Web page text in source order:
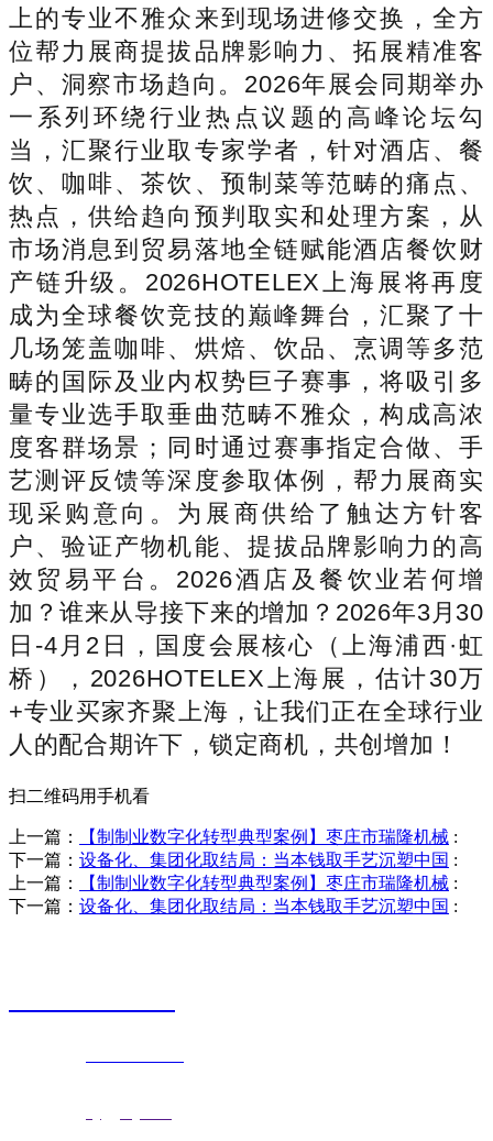
上的专业不雅众来到现场进修交换，全方
位帮力展商提拔品牌影响力、拓展精准客
户、洞察市场趋向。2026年展会同期举办
一系列环绕行业热点议题的高峰论坛勾
当，汇聚行业取专家学者，针对酒店、餐
饮、咖啡、茶饮、预制菜等范畴的痛点、
热点，供给趋向预判取实和处理方案，从
市场消息到贸易落地全链赋能酒店餐饮财
产链升级。2026HOTELEX上海展将再度
成为全球餐饮竞技的巅峰舞台，汇聚了十
几场笼盖咖啡、烘焙、饮品、烹调等多范
畴的国际及业内权势巨子赛事，将吸引多
量专业选手取垂曲范畴不雅众，构成高浓
度客群场景；同时通过赛事指定合做、手
艺测评反馈等深度参取体例，帮力展商实
现采购意向。为展商供给了触达方针客
户、验证产物机能、提拔品牌影响力的高
效贸易平台。2026酒店及餐饮业若何增
加？谁来从导接下来的增加？2026年3月30
日-4月2日，国度会展核心（上海浦西·虹
桥），2026HOTELEX上海展，估计30万
+专业买家齐聚上海，让我们正在全球行业
人的配合期许下，锁定商机，共创增加！
扫二维码用手机看
上一篇： 【制制业数字化转型典型案例】枣庄市瑞隆机械 :
下一篇： 设备化、集团化取结局：当本钱取手艺沉塑中国 :
上一篇：
【制制业数字化转型典型案例】枣庄市瑞隆机械 :
下一篇： 设备化、集团化取结局：当本钱取手艺沉塑中国 :